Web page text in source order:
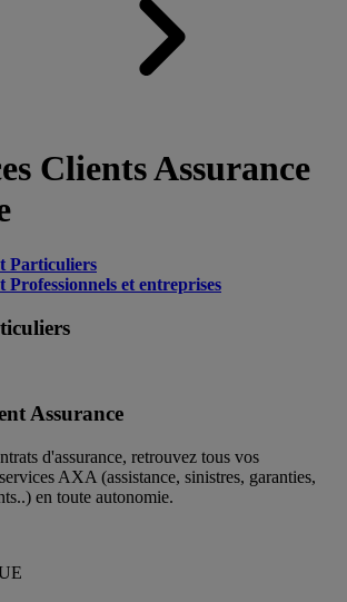
Clients Assurance
Particuliers
Professionnels et entreprises
Assurance
d'assurance, retrouvez tous vos
AXA (assistance, sinistres, garanties,
en toute autonomie.